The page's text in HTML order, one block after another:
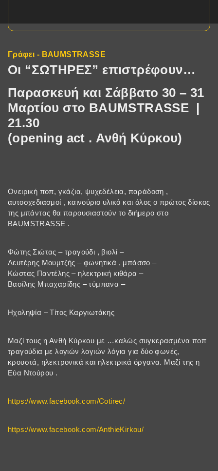
Γράφει - BAUMSTRASSE
Οι “ΣΩΤΗΡΕΣ” επιστρέφουν…
Παρασκευή και Σάββατο 30 – 31
Μαρτίου στο BAUMSTRASSE |
21.30
(opening act . Ανθή Κύρκου)
Ονειρική ποπ, γκάζια, ψυχεδέλεια, παράδοση ,
αυτοσχεδιασμοί , καινούριο υλικό και όλος ο πρώτος δίσκος
της μπάντας θα παρουσιαστούν το διήμερο στο
BAUMSTRASSE .
Φώτης Σιώτας – τραγούδι , βιολί –
Λευτέρης Μουμτζής – φωνητικά , μπάσσο –
Κώστας Παντέλης – ηλεκτρική κιθάρα –
Βασίλης Μπαχαρίδης – τύμπανα –
Ηχοληψία – Τίτος Καργιωτάκης
Μαζί τους η Ανθή Κύρκου με …καλώς συγκερασμένα ποπ
τραγούδια με λογιών λογιών λόγια για δύο φωνές,
κρουστά, ηλεκτρονικά και ηλεκτρικά όργανα. Μαζί της η
Εύα Ντούρου .
https://www.facebook.com/Cotirec/
https://www.facebook.com/AnthieKirkou/